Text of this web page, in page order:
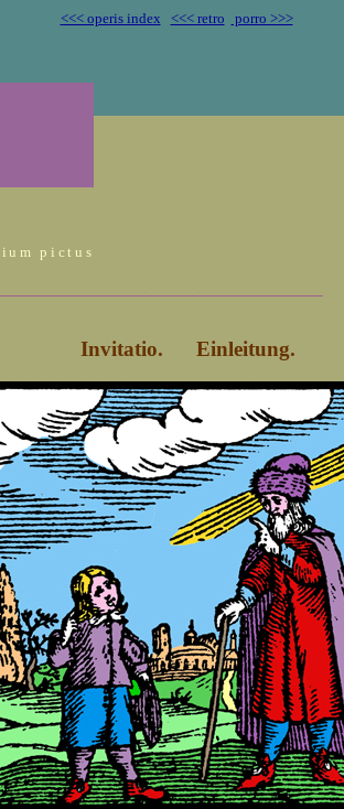
<<< operis index <<< retro porro >>>
pictus
Invitatio. Einleitung.